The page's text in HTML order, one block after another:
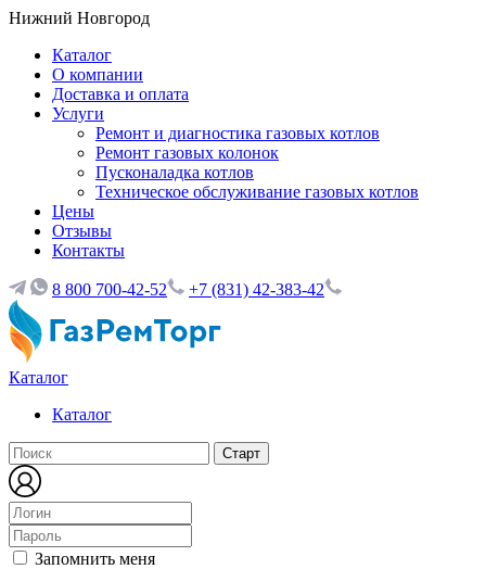
Нижний Новгород
Каталог
О компании
Доставка и оплата
Услуги
Ремонт и диагностика газовых котлов
Ремонт газовых колонок
Пусконаладка котлов
Техническое обслуживание газовых котлов
Цены
Отзывы
Контакты
8 800 700-42-52 +7 (831) 42-383-42
Каталог
Каталог
Запомнить меня